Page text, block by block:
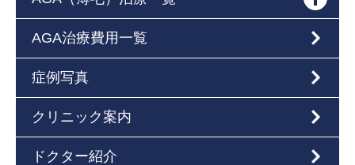
AGA治療費用一覧
症例写真
クリニック案内
ドクター紹介